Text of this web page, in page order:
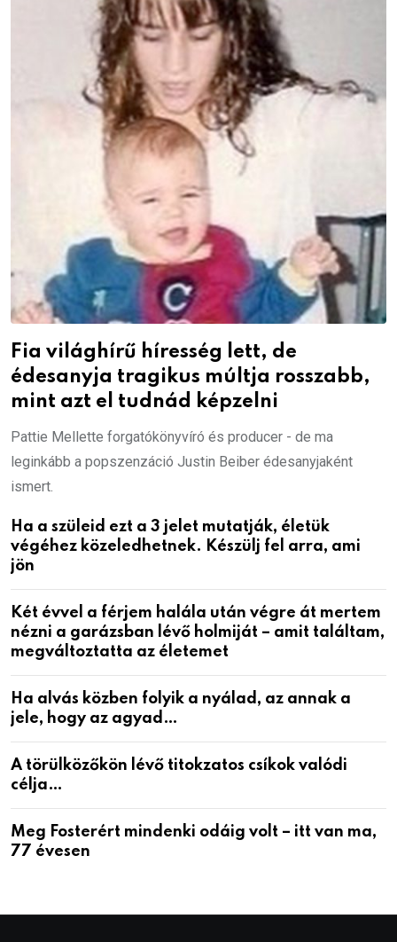
Fia világhírű híresség lett, de
édesanyja tragikus múltja rosszabb,
mint azt el tudnád képzelni
Pattie Mellette forgatókönyvíró és producer - de ma
leginkább a popszenzáció Justin Beiber édesanyjaként
ismert.
Ha a szüleid ezt a 3 jelet mutatják, életük
végéhez közeledhetnek. Készülj fel arra, ami
jön
Két évvel a férjem halála után végre át mertem
nézni a garázsban lévő holmiját – amit találtam,
megváltoztatta az életemet
Ha alvás közben folyik a nyálad, az annak a
jele, hogy az agyad…
A törülközőkön lévő titokzatos csíkok valódi
célja…
Meg Fosterért mindenki odáig volt – itt van ma,
77 évesen